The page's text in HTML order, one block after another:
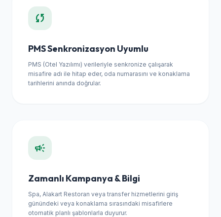
sync
PMS Senkronizasyon Uyumlu
PMS (Otel Yazılımı) verileriyle senkronize çalışarak
misafire adı ile hitap eder, oda numarasını ve konaklama
tarihlerini anında doğrular.
campaign
Zamanlı Kampanya & Bilgi
Spa, Alakart Restoran veya transfer hizmetlerini giriş
günündeki veya konaklama sırasındaki misafirlere
otomatik planlı şablonlarla duyurur.